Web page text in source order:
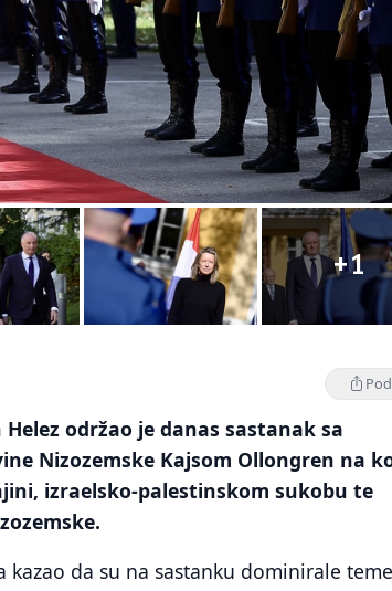
+1
održao je danas sastanak sa
Nizozemske Kajsom Ollongren na
izraelsko-palestinskom sukobu te
da su na sastanku dominirale